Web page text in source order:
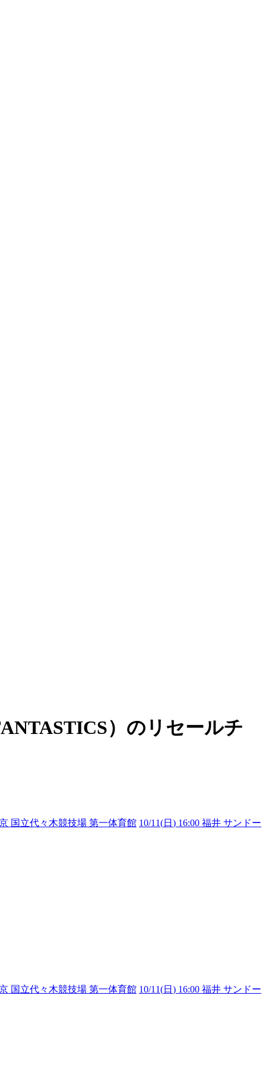
）のリセールチ
国立代々木競技場 第一体育館 10/11(日 ) 16:00 福井 サンドー
国立代々木競技場 第一体育館 10/11(日 ) 16:00 福井 サンドー